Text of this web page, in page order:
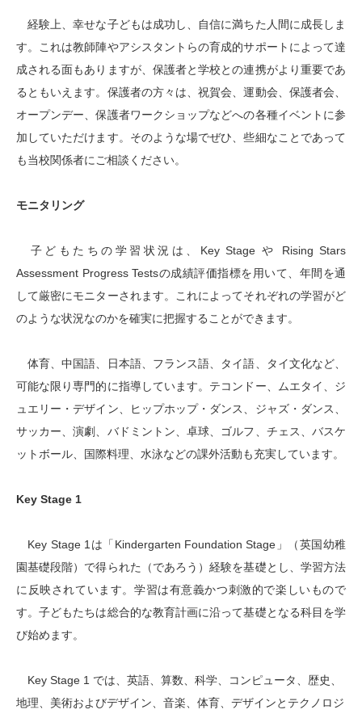
経験上、幸せな子どもは成功し、自信に満ちた人間に成長しま
す。これは教師陣やアシスタントらの育成的サポートによって達
成される面もありますが、保護者と学校との連携がより重要であ
るともいえます。保護者の方々は、祝賀会、運動会、保護者会、
オープンデー、保護者ワークショップなどへの各種イベントに参
加していただけます。そのような場でぜひ、些細なことであって
も当校関係者にご相談ください。
モニタリング
子どもたちの学習状況は、Key Stage や Rising Stars
Assessment Progress Testsの成績評価指標を用いて、年間を通
して厳密にモニターされます。これによってそれぞれの学習がど
のような状況なのかを確実に把握することができます。
体育、中国語、日本語、フランス語、タイ語、タイ文化など、
可能な限り専門的に指導しています。テコンドー、ムエタイ、ジ
ュエリー・デザイン、ヒップホップ・ダンス、ジャズ・ダンス、
サッカー、演劇、バドミントン、卓球、ゴルフ、チェス、バスケ
ットボール、国際料理、水泳などの課外活動も充実しています。
Key Stage 1
Key Stage 1は「Kindergarten Foundation Stage」（英国幼稚
園基礎段階）で得られた（であろう）経験を基礎とし、学習方法
に反映されています。学習は有意義かつ刺激的で楽しいもので
す。子どもたちは総合的な教育計画に沿って基礎となる科目を学
び始めます。
Key Stage 1 では、英語、算数、科学、コンピュータ、歴史、
地理、美術およびデザイン、音楽、体育、デザインとテクノロジ